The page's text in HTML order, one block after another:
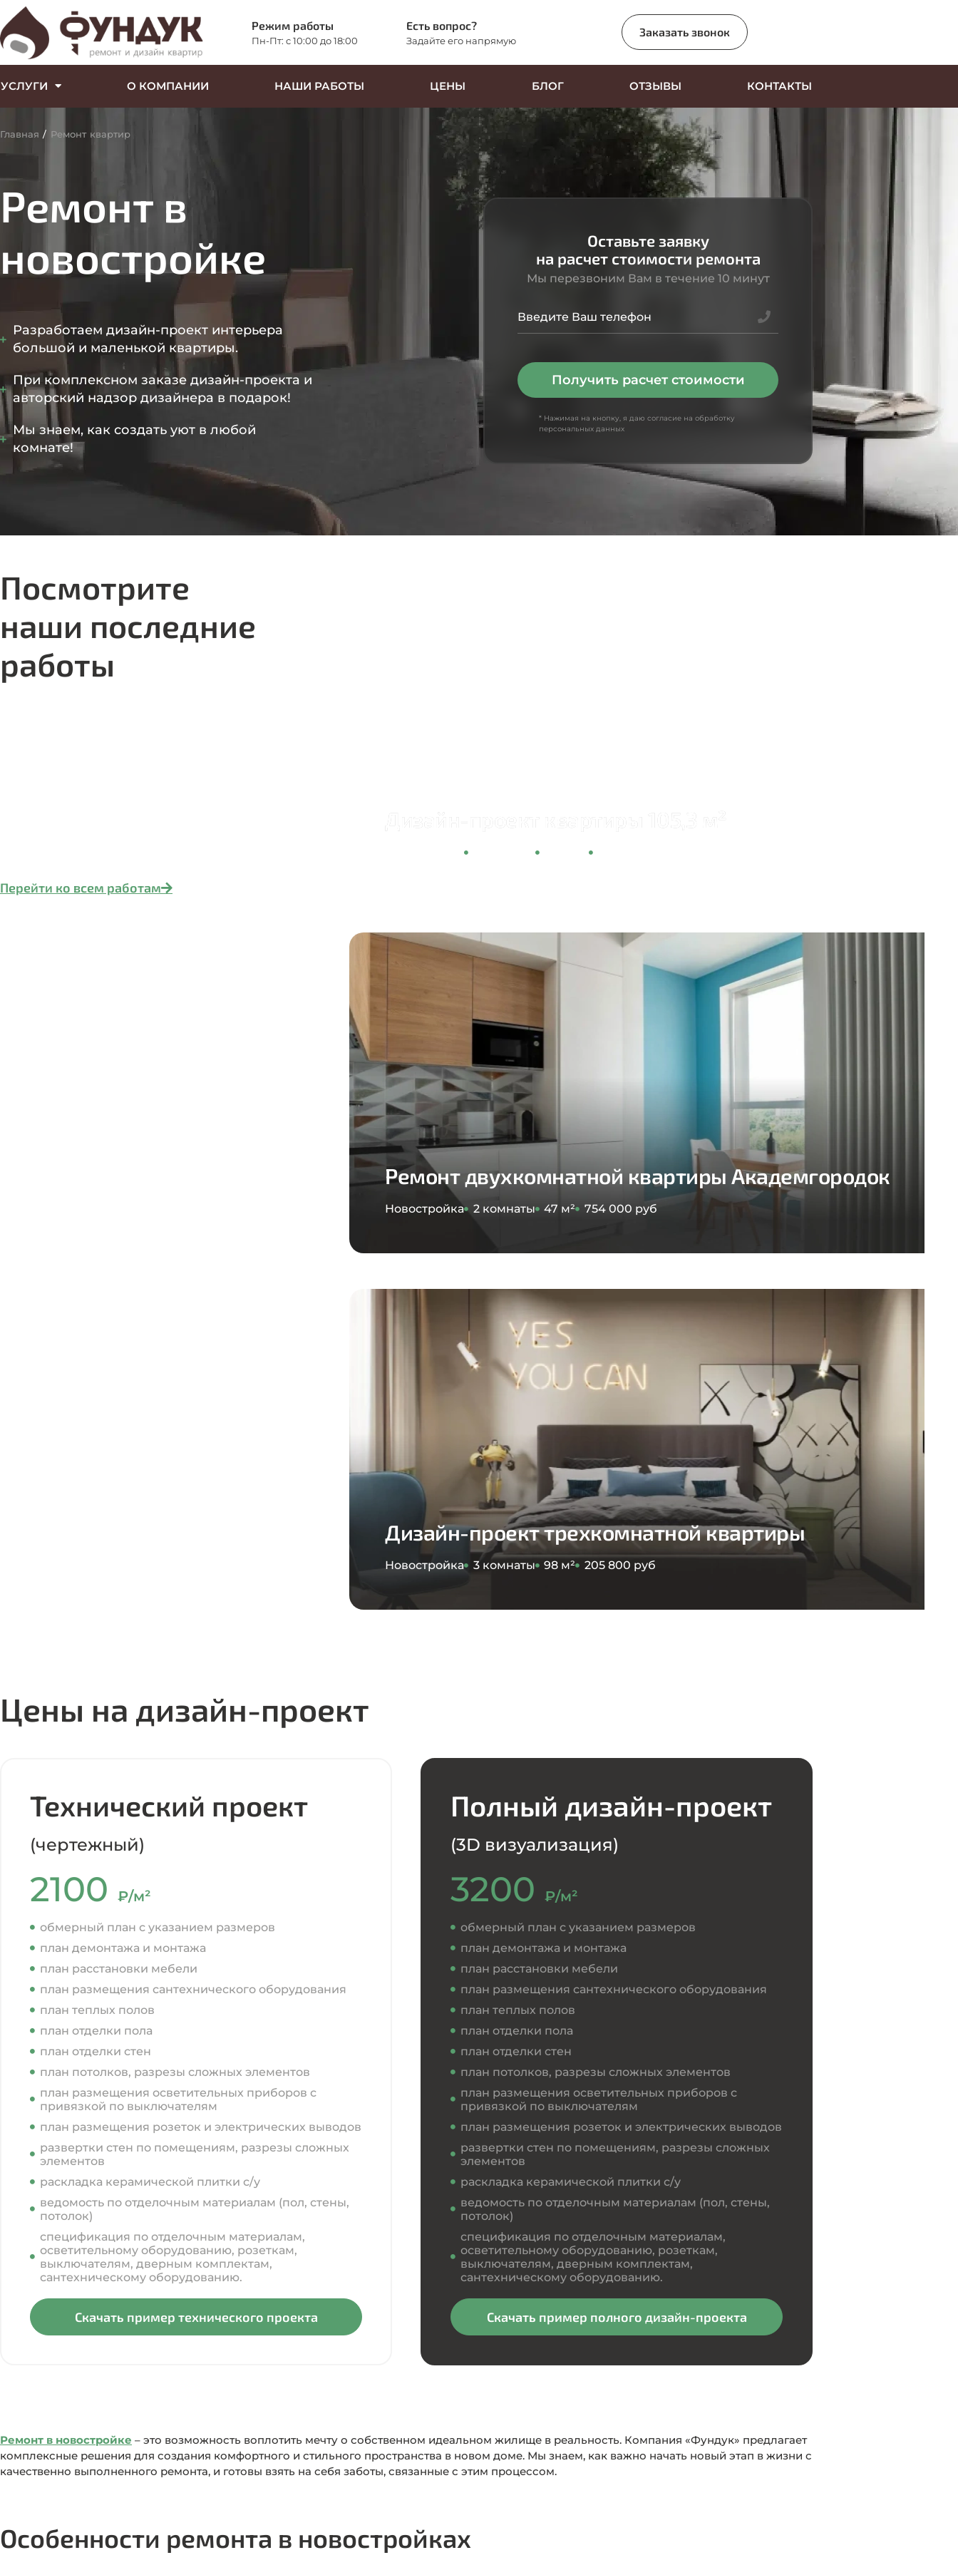
Режим работы
Пн-Пт: c 10:00 до 18:00
Есть вопрос?
Задайте его напрямую
Заказать звонок
УСЛУГИ О КОМПАНИИ НАШИ РАБОТЫ ЦЕНЫ БЛОГ ОТЗЫВЫ КОНТАКТЫ
Главная / Ремонт квартир
Ремонт в
новостройке
Разработаем дизайн-проект интерьера
большой и маленькой квартиры.
При комплексном заказе дизайн-проекта и
авторский надзор дизайнера в подарок!
Мы знаем, как создать уют в любой
комнате!
Оставьте заявку
на расчет стоимости ремонта
Мы перезвоним Вам в течение 10 минут
Получить расчет стоимости
* Нажимая на кнопку, я даю согласие на обработку
персональных данных
Посмотрите
наши последние
работы
Перейти ко всем работам
Новостройка 105,3 м²
Ремонт двухкомнатной квартиры Академгородок
Новостройка 2 комнаты 47 м² 754 000 руб
Дизайн-проект трехкомнатной квартиры
Новостройка 3 комнаты 98 м² 205 800 руб
Цены на дизайн-проект
Технический проект
(чертежный)
2100 ₽/м²
обмерный план с указанием размеров
план демонтажа и монтажа
план расстановки мебели
план размещения сантехнического оборудования
план теплых полов
план отделки пола
план отделки стен
план потолков, разрезы сложных элементов
план размещения осветительных приборов с
привязкой по выключателям
план размещения розеток и электрических выводов
развертки стен по помещениям, разрезы сложных
элементов
раскладка керамической плитки с/у
ведомость по отделочным материалам (пол, стены,
потолок)
спецификация по отделочным материалам,
осветительному оборудованию, розеткам,
выключателям, дверным комплектам,
сантехническому оборудованию.
Скачать пример технического проекта
Полный дизайн-проект
(3D визуализация)
3200 ₽/м²
обмерный план с указанием размеров
план демонтажа и монтажа
план расстановки мебели
план размещения сантехнического оборудования
план теплых полов
план отделки пола
план отделки стен
план потолков, разрезы сложных элементов
план размещения осветительных приборов с
привязкой по выключателям
план размещения розеток и электрических выводов
развертки стен по помещениям, разрезы сложных
элементов
раскладка керамической плитки с/у
ведомость по отделочным материалам (пол, стены,
потолок)
спецификация по отделочным материалам,
осветительному оборудованию, розеткам,
выключателям, дверным комплектам,
сантехническому оборудованию.
Скачать пример полного дизайн-проекта
Ремонт в новостройке – это возможность воплотить мечту о собственном идеальном жилище в реальность. Компания «Фундук» предлагает
комплексные решения для создания комфортного и стильного пространства в новом доме. Мы знаем, как важно начать новый этап в жизни с
качественно выполненного ремонта, и готовы взять на себя заботы, связанные с этим процессом.
Особенности ремонта в новостройках